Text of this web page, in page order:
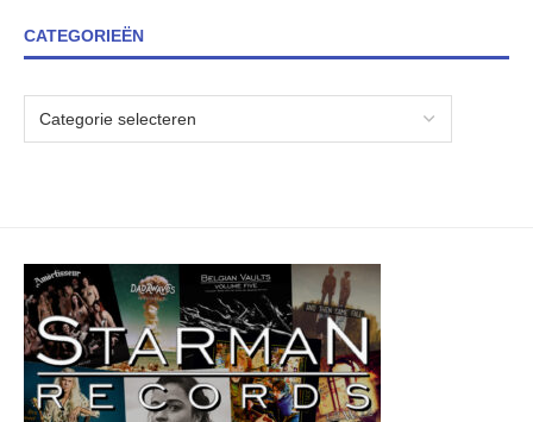
CATEGORIEËN